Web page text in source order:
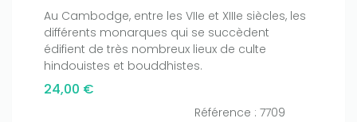
Au Cambodge, entre les VIIe et XIIIe siècles, les
différents monarques qui se succèdent
édifient de très nombreux lieux de culte
hindouistes et bouddhistes.
24,00 €
Référence : 7709